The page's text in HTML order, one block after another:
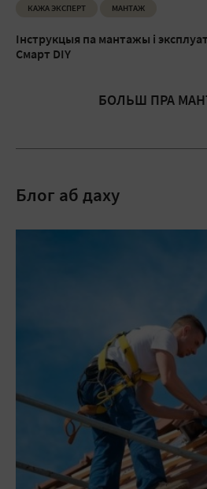
КАЖА ЭКСПЕРТ МАНТАЖ
Інструкцыя па мантажы і
Смарт DIY
БОЛЬШ ПРА
Блог аб даху